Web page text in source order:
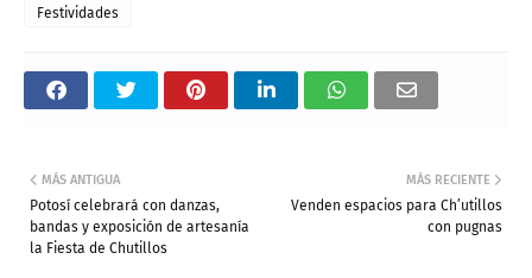
Festividades
MÁS RECIENTE
Venden espacios para Ch’utillos
con pugnas
MÁS ANTIGUA
Potosí celebrará con danzas,
bandas y exposición de artesanía
la Fiesta de Chutillos